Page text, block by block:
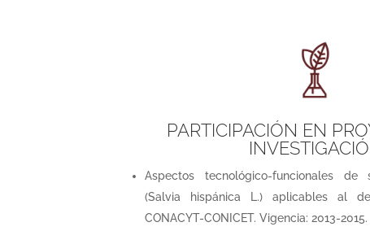
PARTICIPACIÓN EN
Aspectos tecnológico-funcionales
(Salvia hispánica L.) aplicables al
CONACYT-CONICET. Vigencia: 2013-2015.